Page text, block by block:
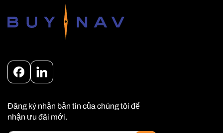
FacebookInstagram
Đăng ký nhận bản tin của chúng tôi để
nhận ưu đãi mới.